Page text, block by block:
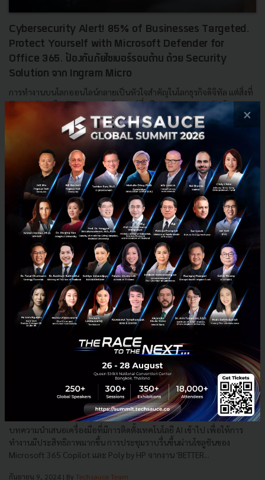
Cybersecurity Alert! 85% of Businesses Targeted.
Protect Yourself with Microsoft Defender for
Office 365. ป้องกันภัยไซเบอร์รอบด้าน ด้วย Security
Solution จาก Ingram Micro
การทำงานบนโลกออนไลน์กลายเป็นหัวใจสำคัญในโลกธุรกิจดิจิทัล แต่สิ่งที่
ยังคงน่ากังวลคือ ภัยคุกคามทางไซเบอร์ที่ทวีความรุนแรง และซับซ้อนมาก
ขึ้น รู้หรือไม่ว่ากว่า 90% ของการโจมตีทางไซเบอร...
| ByTechsauce Team
Tech & Biz Antivirus microsoft ingram-micro
Microsoft Defender for Office 365
Ingram Micro ช่วยให้คุณทำงานแบบ Productive ได้อีก ด้วย
AI ของ Microsoft และ Poly by HP
บทความนำเสนอเครื่องมือที่มีการติดตั้งเทคโนโลยี AI เข้าไป เพื่อให้การ
ทำงานมีประสิทธิภาพมากขึ้น การประชุมราบรื่นขึ้นผ่านโซลูชันของ
Microsoft 365 Copilot และ Poly by HP จากงาน 'BETTER...
กันยายน 9, 2024 | By Techsauce Team
×